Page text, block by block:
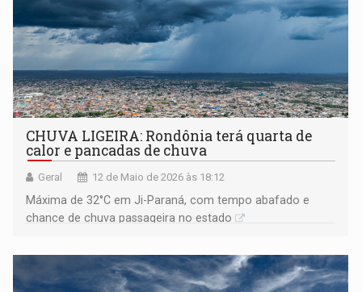
CHUVA LIGEIRA: Rondônia terá quarta de
calor e pancadas de chuva
Geral 12 de Maio de 2026 às 18:12
Máxima de 32°C em Ji-Paraná, com tempo abafado e
chance de chuva passageira no estado